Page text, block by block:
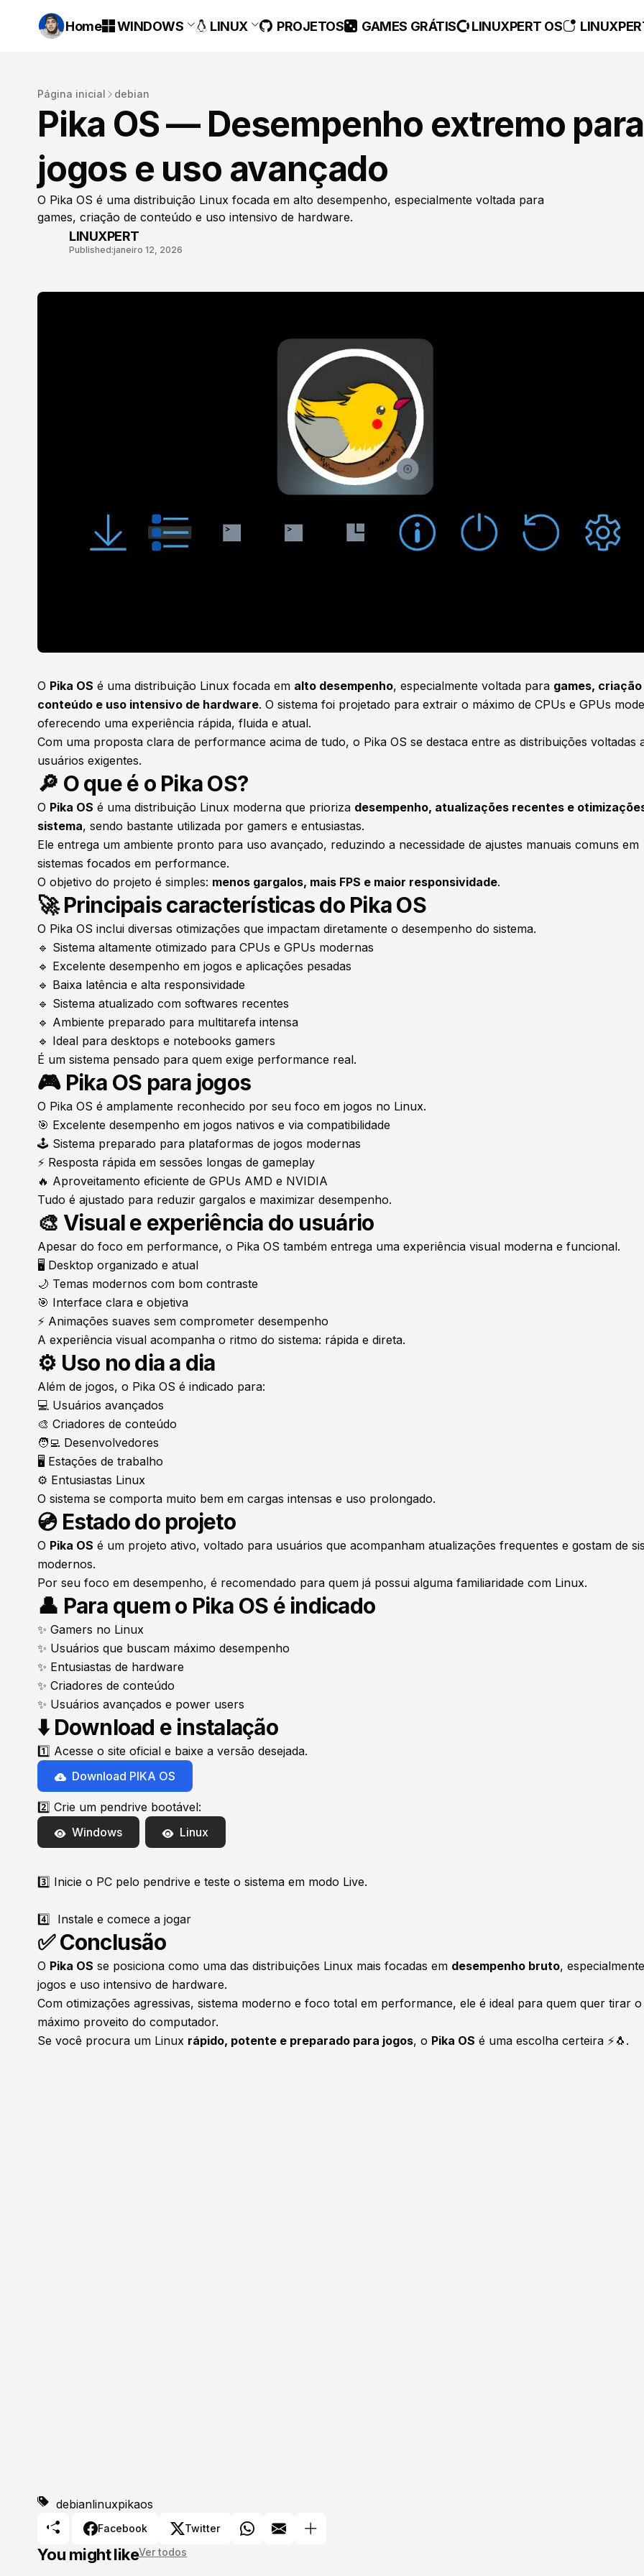
Home WINDOWS LINUX PROJETOS GAMES GRÁTIS LINUXPERT OS
Página inicial debian
Pika OS — Desempenho extremo para
jogos e uso avançado
O Pika OS é uma distribuição Linux focada em alto desempenho, especialmente voltada para
games, criação de conteúdo e uso intensivo de hardware.
LINUXPERT
Published:janeiro 12, 2026
O Pika OS é uma distribuição Linux focada em alto desempenho, especialmente voltada para games, criação
conteúdo e uso intensivo de hardware. O sistema foi projetado para extrair o máximo de CPUs e GPUs
oferecendo uma experiência rápida, fluida e atual.
Com uma proposta clara de performance acima de tudo, o Pika OS se destaca entre as distribuições voltadas
usuários exigentes.
🔎 O que é o Pika OS?
O Pika OS é uma distribuição Linux moderna que prioriza desempenho, atualizações recentes e
sistema, sendo bastante utilizada por gamers e entusiastas.
Ele entrega um ambiente pronto para uso avançado, reduzindo a necessidade de ajustes manuais comuns em
sistemas focados em performance.
O objetivo do projeto é simples: menos gargalos, mais FPS e maior responsividade.
🚀 Principais características do Pika OS
O Pika OS inclui diversas otimizações que impactam diretamente o desempenho do sistema.
🔹 Sistema altamente otimizado para CPUs e GPUs modernas
🔹 Excelente desempenho em jogos e aplicações pesadas
🔹 Baixa latência e alta responsividade
🔹 Sistema atualizado com softwares recentes
🔹 Ambiente preparado para multitarefa intensa
🔹 Ideal para desktops e notebooks gamers
É um sistema pensado para quem exige performance real.
🎮 Pika OS para jogos
O Pika OS é amplamente reconhecido por seu foco em jogos no Linux.
🎯 Excelente desempenho em jogos nativos e via compatibilidade
🕹️ Sistema preparado para plataformas de jogos modernas
⚡ Resposta rápida em sessões longas de gameplay
🔥 Aproveitamento eficiente de GPUs AMD e NVIDIA
Tudo é ajustado para reduzir gargalos e maximizar desempenho.
🎨 Visual e experiência do usuário
Apesar do foco em performance, o Pika OS também entrega uma experiência visual moderna e funcional.
🖥️ Desktop organizado e atual
🌙 Temas modernos com bom contraste
🎯 Interface clara e objetiva
⚡ Animações suaves sem comprometer desempenho
A experiência visual acompanha o ritmo do sistema: rápida e direta.
⚙️ Uso no dia a dia
Além de jogos, o Pika OS é indicado para:
💻 Usuários avançados
🎨 Criadores de conteúdo
🧑‍💻 Desenvolvedores
🖥️ Estações de trabalho
⚙️ Entusiastas Linux
O sistema se comporta muito bem em cargas intensas e uso prolongado.
💿 Estado do projeto
O Pika OS é um projeto ativo, voltado para usuários que acompanham atualizações frequentes e gostam de
modernos.
Por seu foco em desempenho, é recomendado para quem já possui alguma familiaridade com Linux.
👤 Para quem o Pika OS é indicado
✨ Gamers no Linux
✨ Usuários que buscam máximo desempenho
✨ Entusiastas de hardware
✨ Criadores de conteúdo
✨ Usuários avançados e power users
⬇️ Download e instalação
1️⃣ Acesse o site oficial e baixe a versão desejada.
Download PIKA OS
2️⃣ Crie um pendrive bootável:
Windows
Linux
3️⃣ Inicie o PC pelo pendrive e teste o sistema em modo Live.
4️⃣ Instale e comece a jogar
✅ Conclusão
O Pika OS se posiciona como uma das distribuições Linux mais focadas em desempenho bruto,
jogos e uso intensivo de hardware.
Com otimizações agressivas, sistema moderno e foco total em performance, ele é ideal para quem quer tirar o
máximo proveito do computador.
Se você procura um Linux rápido, potente e preparado para jogos, o Pika OS é uma escolha certeira ⚡🐧.
debianlinuxpikaos
Facebook Twitter
You might likeVer todos